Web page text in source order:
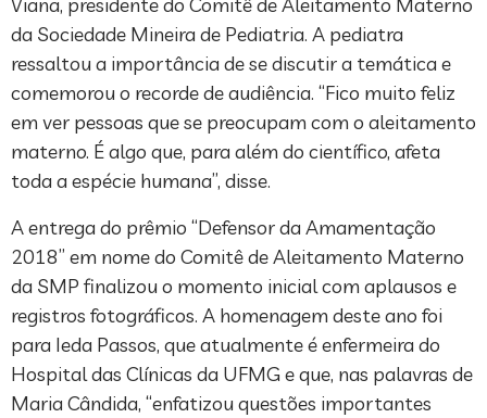
da Sociedade Mineira de Pediatria. A pediatra
ressaltou a importância de se discutir a temática e
comemorou o recorde de audiência. “Fico muito feliz
em ver pessoas que se preocupam com o aleitamento
materno. É algo que, para além do científico, afeta
toda a espécie humana”, disse.
A entrega do prêmio “Defensor da Amamentação
2018” em nome do Comitê de Aleitamento Materno
da SMP finalizou o momento inicial com aplausos e
registros fotográficos. A homenagem deste ano foi
para Ieda Passos, que atualmente é enfermeira do
Hospital das Clínicas da UFMG e que, nas palavras de
Maria Cândida, “enfatizou questões importantes